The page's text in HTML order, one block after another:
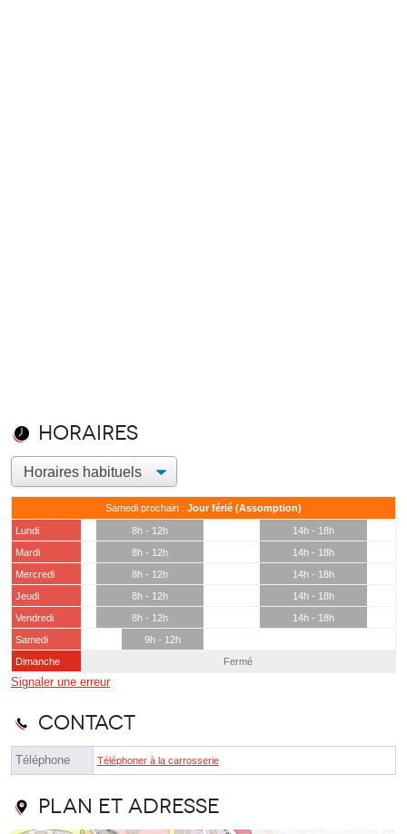
Horaires
Samedi prochain : Jour férié (Assomption)
Lundi 8h - 12h
14h - 18h
Mardi
8h - 12h
14h - 18h
Mercredi
8h - 12h
14h - 18h
Jeudi
8h - 12h
14h - 18h
Vendredi
8h - 12h
14h - 18h
Samedi
9h - 12h
Dimanche
Fermé
Signaler une erreur
Contact
Téléphone Téléphoner à la carrosserie
Plan et adresse